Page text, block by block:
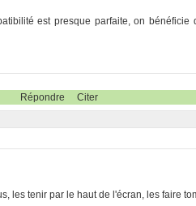
est presque parfaite, on
Répondre Citer
les tenir par le haut de l'écran, les faire